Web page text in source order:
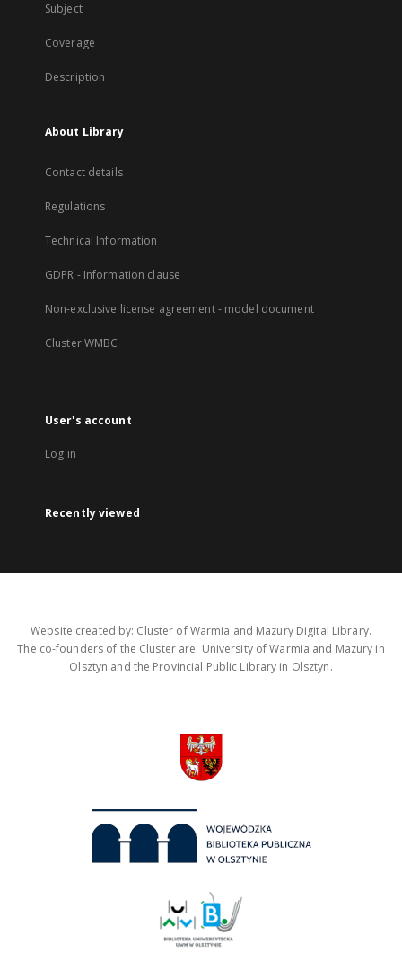
Subject
Coverage
Description
About Library
Contact details
Regulations
Technical Information
GDPR - Information clause
Non-exclusive license agreement - model document
Cluster WMBC
User's account
Log in
Recently viewed
Website created by: Cluster of Warmia and Mazury Digital Library.
The co-founders of the Cluster are: University of Warmia and Mazury in
Olsztyn and the Provincial Public Library in Olsztyn.